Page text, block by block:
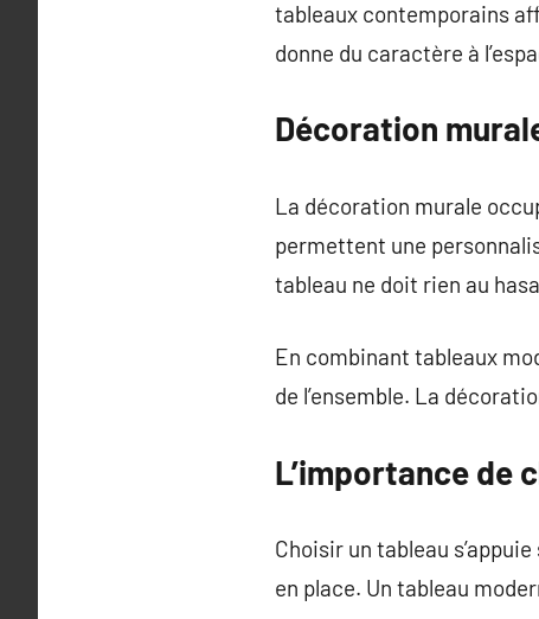
tableaux contemporains
donne du caractère à
Décoration
La décoration murale
permettent une
tableau ne doit rien au
En combinant tableaux
de l’ensemble. La
L’importance de
Choisir un tableau
en place. Un tableau